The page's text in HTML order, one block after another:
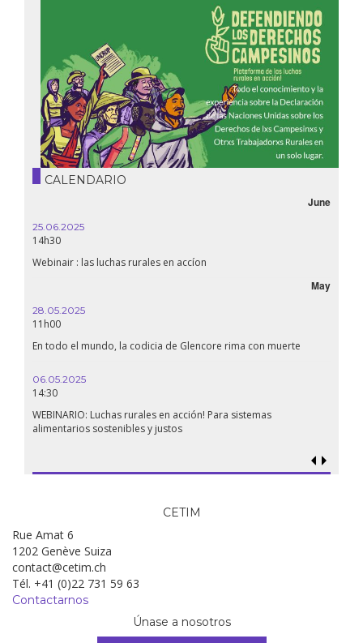
CALENDARIO
June
25.06.2025
14h30
Webinair : las luchas rurales en accíon
May
28.05.2025
11h00
En todo el mundo, la codicia de Glencore rima con muerte
06.05.2025
14:30
WEBINARIO: Luchas rurales en acción! Para sistemas
alimentarios sostenibles y justos
CETIM
Rue Amat 6
1202 Genève Suiza
contact@cetim.ch
Tél. +41 (0)22 731 59 63
Contactarnos
Únase a nosotros